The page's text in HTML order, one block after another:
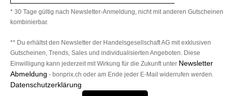
* 30 Tage gültig nach Newsletter-Anmeldung, nicht mit anderen Gutscheinen
kombinierbar.
** Du erhältst den Newsletter der Handelsgesellschaft AG mit exklusiven
Gutscheinen, Trends, Sales und individualisierten Angeboten. Diese
Einwilligung kann jederzeit mit Wirkung für die Zukunft unter Newsletter
Abmeldung - bonprix.ch oder am Ende jeder E-Mail widerrufen werden.
Datenschutzerklärung